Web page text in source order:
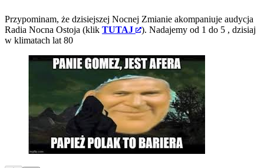
Przypominam, że dzisiejszej Nocnej Zmianie akompaniuje audycja
Radia Nocna Ostoja (klik TUTAJ ). Nadajemy od 1 do 5 , dzisiaj
w klimatach lat 80